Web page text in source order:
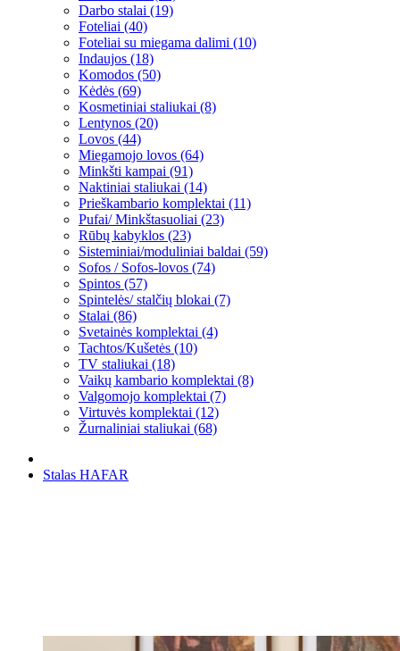
Darbo stalai (19)
Foteliai (40)
Foteliai su miegama dalimi (10)
Indaujos (18)
Komodos (50)
Kėdės (69)
Kosmetiniai staliukai (8)
Lentynos (20)
Lovos (44)
Miegamojo lovos (64)
Minkšti kampai (91)
Naktiniai staliukai (14)
Prieškambario komplektai (11)
Pufai/ Minkštasuoliai (23)
Rūbų kabyklos (23)
Sisteminiai/moduliniai baldai (59)
Sofos / Sofos-lovos (74)
Spintos (57)
Spintelės/ stalčių blokai (7)
Stalai (86)
Svetainės komplektai (4)
Tachtos/Kušetės (10)
TV staliukai (18)
Vaikų kambario komplektai (8)
Valgomojo komplektai (7)
Virtuvės komplektai (12)
Žurnaliniai staliukai (68)
Stalas HAFAR